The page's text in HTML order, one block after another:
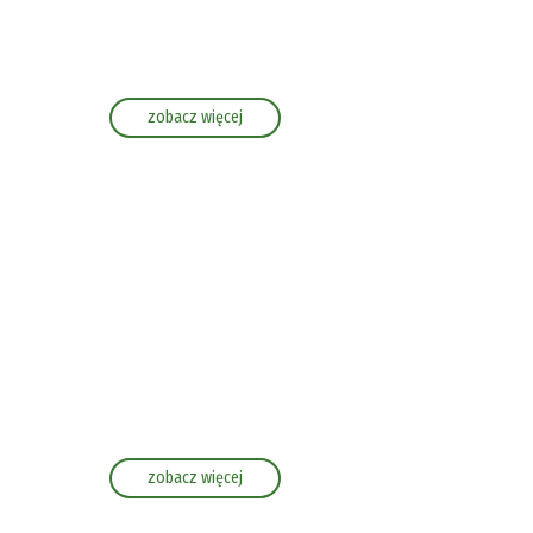
zobacz więcej
zobacz więcej